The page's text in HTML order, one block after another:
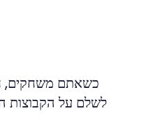
כשאתם משחקים,
לשלם על הקבוצות